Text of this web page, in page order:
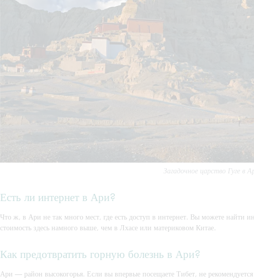
Загадочное царство Гуге в
Есть ли интернет в Ари?
Что ж, в Ари не так много мест, где есть доступ в интернет. Вы можете найти
стоимость здесь намного выше, чем в Лхасе или материковом Китае.
Как предотвратить горную болезнь в Ари?
Ари — район высокогорья. Если вы впервые посещаете Тибет, не